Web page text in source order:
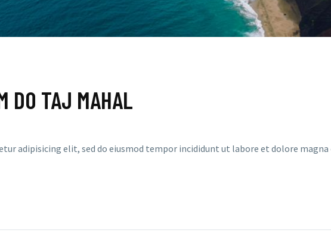
DO TAJ MAHAL
adipisicing elit, sed do eiusmod tempor incididunt ut labore et dolore